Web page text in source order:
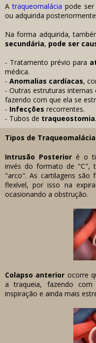
Atraqueomalácia pode
ou adquirida
Na forma adquirida,
secundária, pode ser
- Tratamento prévio para
médica.
- Anomalias cardíacas,
- Outras estruturas
fazendo com que ela se
- Infecções recorrentes.
- Tubos de traqueostomia.
Tipos de Traqueomalácia
Intrusão Posterioré o
invés do formato de "C",
"arco". As cartilagens são
flexível, por isso na
ocasionando a obstrução.
Colapso anterior ocorre
a traqueia, fazendo
inspiração e ainda mais